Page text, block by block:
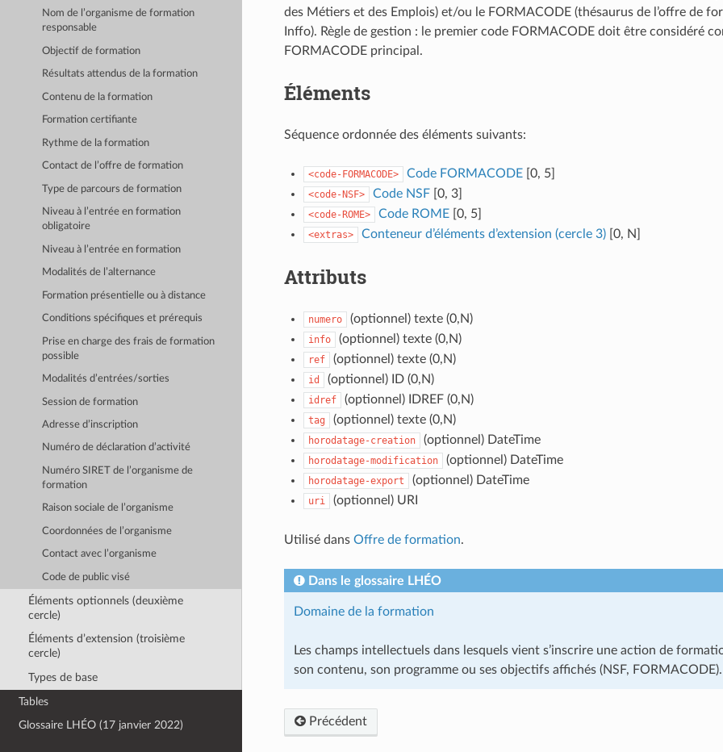
Nom de l’organisme de formation
responsable
Objectif de formation
Résultats attendus de la formation
Contenu de la formation
Formation certifiante
Rythme de la formation
Contact de l’offre de formation
Type de parcours de formation
Niveau à l’entrée en formation
obligatoire
Niveau à l’entrée en formation
Modalités de l’alternance
Formation présentielle ou à distance
Conditions spécifiques et prérequis
Prise en charge des frais de formation
possible
Modalités d’entrées/sorties
Session de formation
Adresse d’inscription
Numéro de déclaration d’activité
Numéro SIRET de l’organisme de
formation
Raison sociale de l’organisme
Coordonnées de l’organisme
Contact avec l’organisme
Code de public visé
Éléments optionnels (deuxième
cercle)
Éléments d’extension (troisième
cercle)
Types de base
Tables
Glossaire LHÉO (17 janvier 2022)
des Métiers et des Emplois) et/ou le FORMACODE (thésaurus de l’offre de
Inffo). Règle de gestion : le premier code FORMACODE doit être considéré
FORMACODE principal.
Éléments
Séquence ordonnée des éléments suivants:
<code-FORMACODE> Code FORMACODE[0, 5]
<code-NSF> Code NSF[0, 3]
<code-ROME> Code ROME[0, 5]
<extras> Conteneur d’éléments d’extension (cercle 3)[0, N]
Attributs
numero (optionnel) texte (0,N)
info (optionnel) texte (0,N)
ref (optionnel) texte (0,N)
id (optionnel) ID (0,N)
idref (optionnel) IDREF (0,N)
tag (optionnel) texte (0,N)
horodatage-creation (optionnel) DateTime
horodatage-modification (optionnel) DateTime
horodatage-export (optionnel) DateTime
uri (optionnel) URI
Utilisé dans Offre de formation.
Dans le glossaire LHÉO
Domaine de la formation
Les champs intellectuels dans lesquels vient s’inscrire une action de
son contenu, son programme ou ses objectifs affichés (NSF, FORMACODE).
Précédent